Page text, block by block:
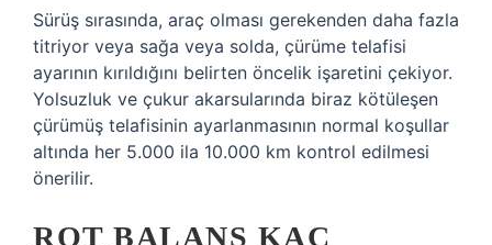
Sürüş sırasında, araç olması gerekenden daha fazla
titriyor veya sağa veya solda, çürüme telafisi
ayarının kırıldığını belirten öncelik işaretini çekiyor.
Yolsuzluk ve çukur akarsularında biraz kötüleşen
çürümüş telafisinin ayarlanmasının normal koşullar
altında her 5.000 ila 10.000 km kontrol edilmesi
önerilir.
ROT BALANS KAÇ